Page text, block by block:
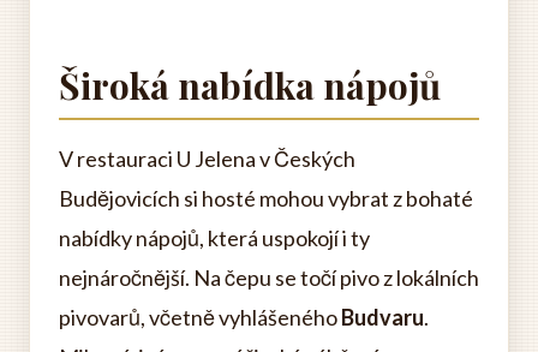
Široká nabídka nápojů
V restauraci U Jelena v Českých
Budějovicích si hosté mohou vybrat z bohaté
nabídky nápojů, která uspokojí i ty
nejnáročnější. Na čepu se točí pivo z lokálních
pivovarů, včetně vyhlášenéhoBudvaru.